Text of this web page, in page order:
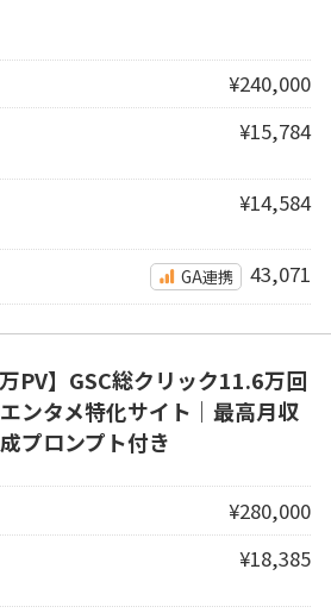
¥240,000
¥15,784
¥14,584
GA連携 43,071
PV】GSC総クリック11.6万回
ンタメ特化サイト｜最高月収
プロンプト付き
¥280,000
¥18,385